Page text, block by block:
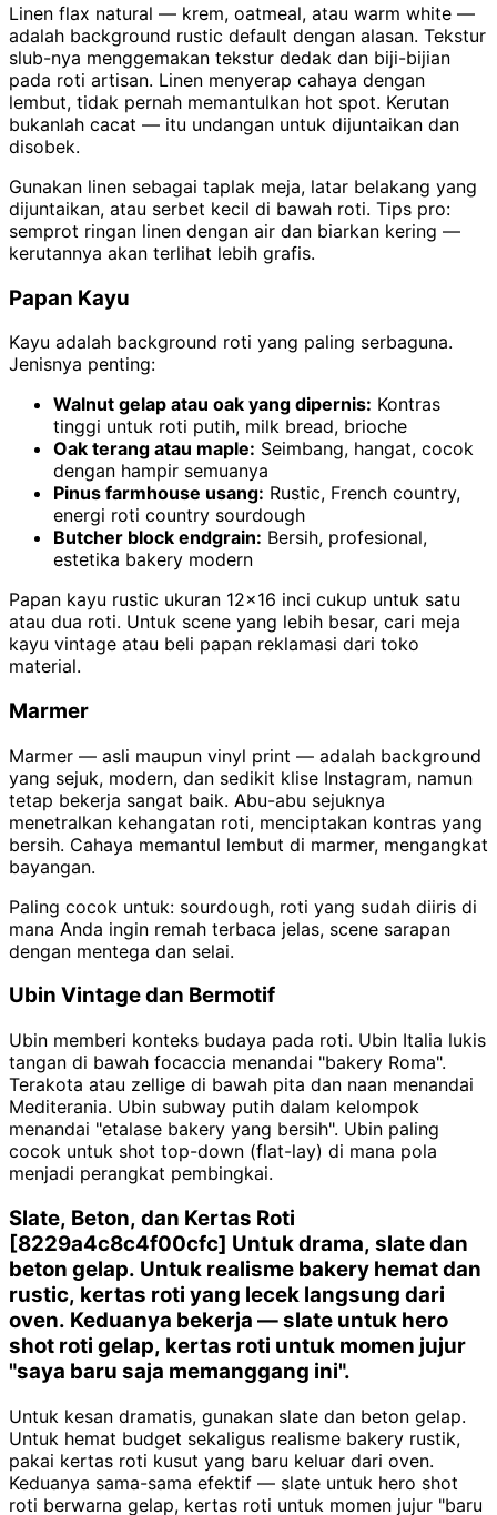
Linen flax natural — krem, oatmeal, atau warm white —
adalah background rustic default dengan alasan. Tekstur
slub-nya menggemakan tekstur dedak dan biji-bijian
pada roti artisan. Linen menyerap cahaya dengan
lembut, tidak pernah memantulkan hot spot. Kerutan
bukanlah cacat — itu undangan untuk dijuntaikan dan
disobek.
Gunakan linen sebagai taplak meja, latar belakang yang
dijuntaikan, atau serbet kecil di bawah roti. Tips pro:
semprot ringan linen dengan air dan biarkan kering —
kerutannya akan terlihat lebih grafis.
Papan Kayu
Kayu adalah background roti yang paling serbaguna.
Jenisnya penting:
Walnut gelap atau oak yang dipernis: Kontras
tinggi untuk roti putih, milk bread, brioche
Oak terang atau maple: Seimbang, hangat, cocok
dengan hampir semuanya
Pinus farmhouse usang: Rustic, French country,
energi roti country sourdough
Butcher block endgrain: Bersih, profesional,
estetika bakery modern
Papan kayu rustic ukuran 12×16 inci cukup untuk satu
atau dua roti. Untuk scene yang lebih besar, cari meja
kayu vintage atau beli papan reklamasi dari toko
material.
Marmer
Marmer — asli maupun vinyl print — adalah background
yang sejuk, modern, dan sedikit klise Instagram, namun
tetap bekerja sangat baik. Abu-abu sejuknya
menetralkan kehangatan roti, menciptakan kontras yang
bersih. Cahaya memantul lembut di marmer, mengangkat
bayangan.
Paling cocok untuk: sourdough, roti yang sudah diiris di
mana Anda ingin remah terbaca jelas, scene sarapan
dengan mentega dan selai.
Ubin Vintage dan Bermotif
Ubin memberi konteks budaya pada roti. Ubin Italia lukis
tangan di bawah focaccia menandai "bakery Roma".
Terakota atau zellige di bawah pita dan naan menandai
Mediterania. Ubin subway putih dalam kelompok
menandai "etalase bakery yang bersih". Ubin paling
cocok untuk shot top-down (flat-lay) di mana pola
menjadi perangkat pembingkai.
Slate, Beton, dan Kertas Roti
[8229a4c8c4f00cfc] Untuk drama, slate dan
beton gelap. Untuk realisme bakery hemat dan
rustic, kertas roti yang lecek langsung dari
oven. Keduanya bekerja — slate untuk hero
shot roti gelap, kertas roti untuk momen jujur
"saya baru saja memanggang ini".
Untuk kesan dramatis, gunakan slate dan beton gelap.
Untuk hemat budget sekaligus realisme bakery rustik,
pakai kertas roti kusut yang baru keluar dari oven.
Keduanya sama-sama efektif — slate untuk hero shot
roti berwarna gelap, kertas roti untuk momen jujur "baru